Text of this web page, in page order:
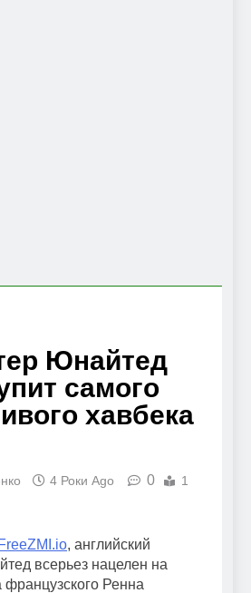
Юнайтед
самого
хавбека
4 Роки Ago 0
1
FreeZMI.io, английский
всерьез нацелен на
французского Ренна